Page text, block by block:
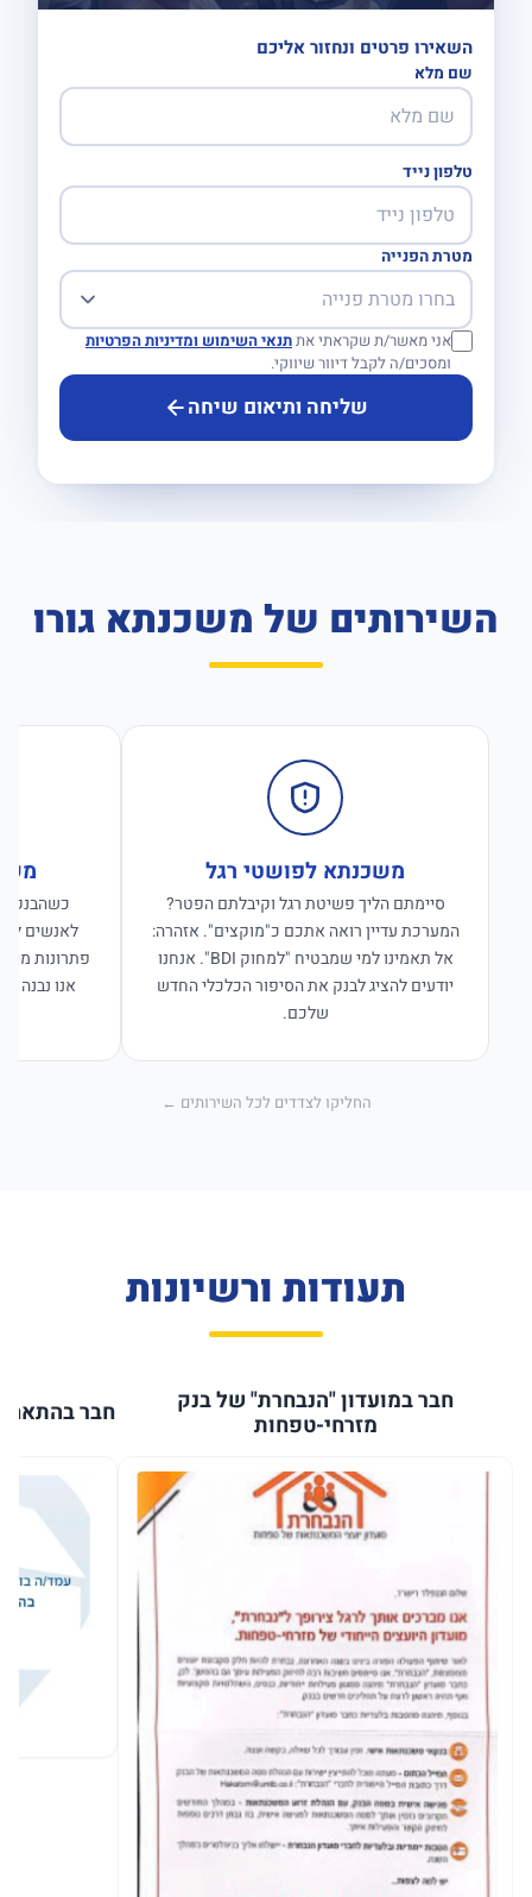
השאירו פרטים ונחזור אליכם
שם מלא
טלפון נייד
מטרת הפנייה
אני מאשר/ת שקראתי אתתנאי השימוש ומדיניות הפרטיות
ומסכים/ה לקבל דיוור שיווקי.
שליחה ותיאום שיחה
השירותים של משכנתא גורו
משכנתא לפושטי רגל
סיימתם הליך פשיטת רגל וקיבלתם הפטר?
המערכת עדיין רואה אתכם כ"מוקצים". אזהרה:
אל תאמינו למי שמבטיח "למחוק BDI". אנחנו
יודעים להציג לבנק את הסיפור הכלכלי החדש
שלכם.
לאנשים
פתרונות
אנו נבנה
החליקו לצדדים לכל השירותים ←
תעודות ורשיונות
חבר במועדון "הנבחרת" של בנק
מזרחי-טפחות חבר